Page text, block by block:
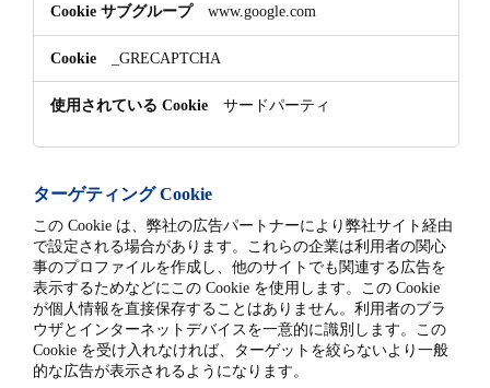
www.google.com
_GRECAPTCHA
サードパーティ
ターゲティング Cookie
この Cookie は、弊社の広告パートナーにより弊社サイト経由
で設定される場合があります。これらの企業は利用者の関心
事のプロファイルを作成し、他のサイトでも関連する広告を
表示するためなどにこの Cookie を使用します。この Cookie
が個人情報を直接保存することはありません。利用者のブラ
ウザとインターネットデバイスを一意的に識別します。この
Cookie を受け入れなければ、ターゲットを絞らないより一般
的な広告が表示されるようになります。